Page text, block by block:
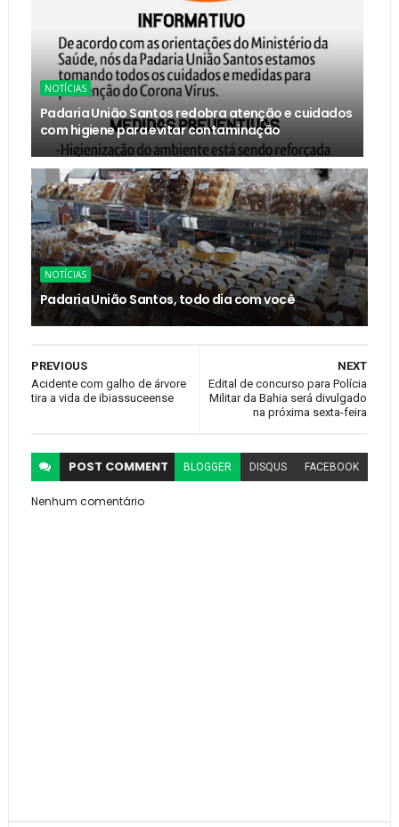
NOTÍCIAS
Padaria União Santos redobra atenção e cuidados
com higiene para evitar contaminação
NOTÍCIAS
Padaria União Santos, todo dia com você
NEXT
Edital de concurso para Polícia
Militar da Bahia será divulgado
na próxima sexta-feira
PREVIOUS
Acidente com galho de árvore
tira a vida de ibiassuceense
POST COMMENT BLOGGER DISQUS FACEBOOK
Nenhum comentário